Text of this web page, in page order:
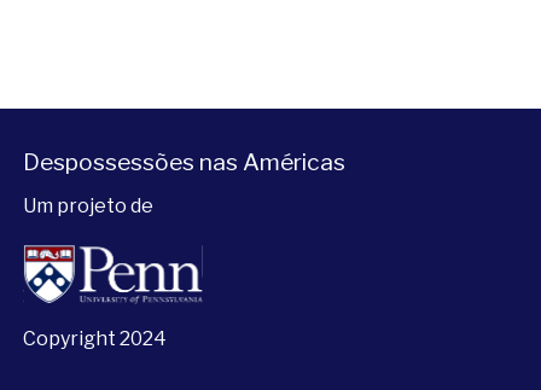
Despossessões nas Américas
Um projeto de
Copyright 2024